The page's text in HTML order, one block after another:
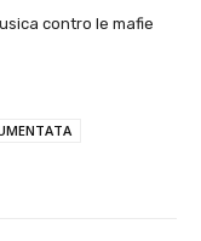
contro le mafie